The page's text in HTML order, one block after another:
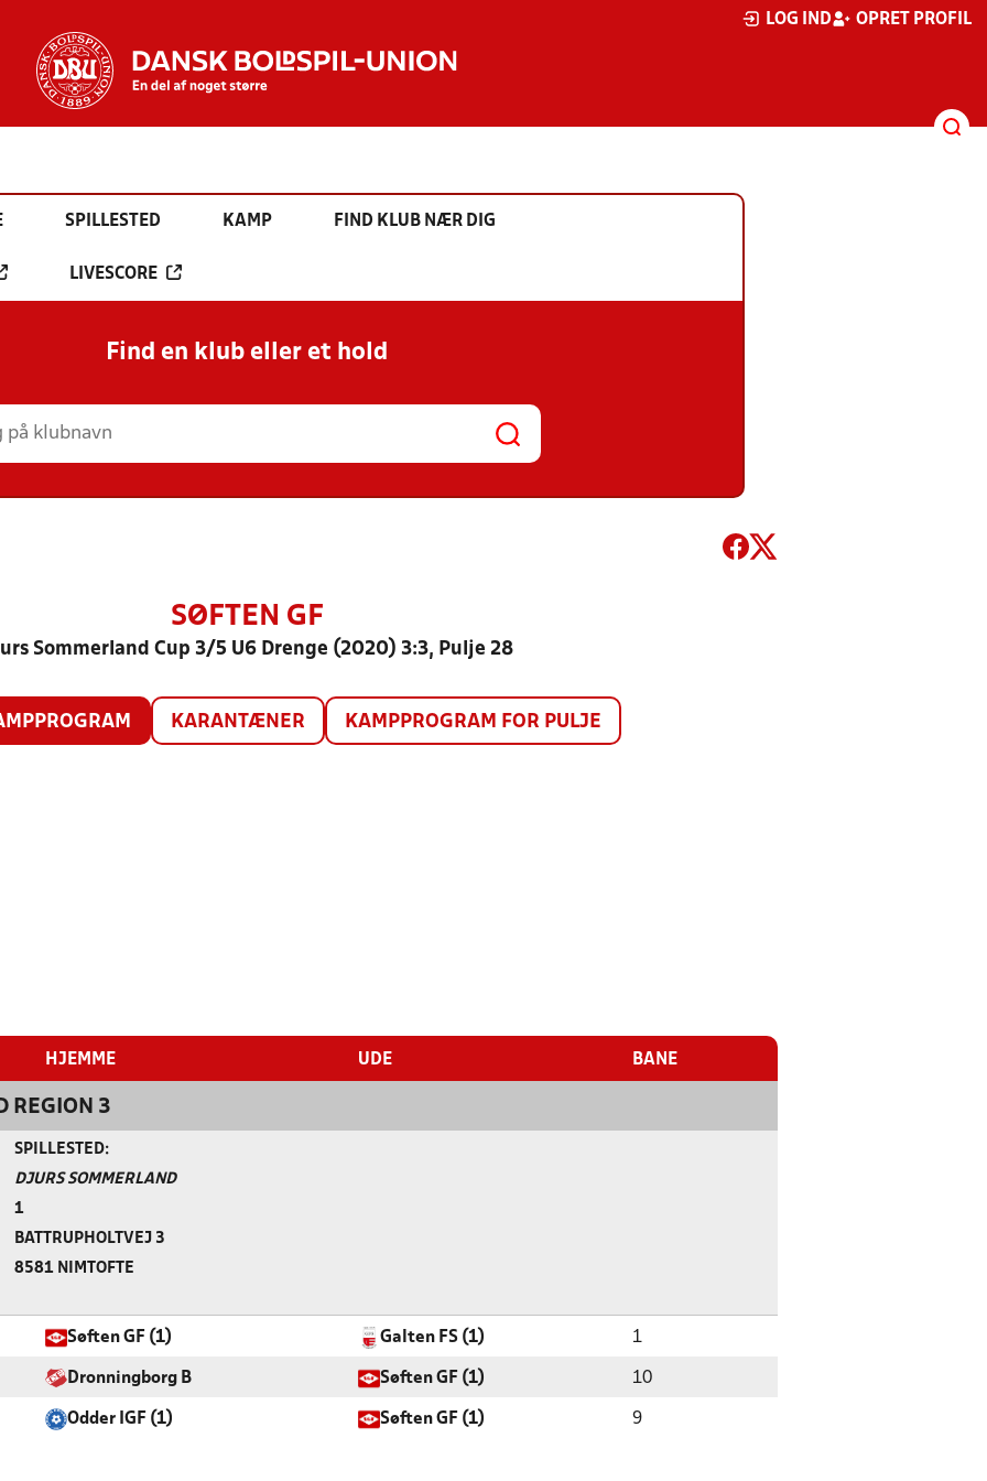
LOG IND OPRET PROFIL
SPILLESTED KAMP FIND KLUB NÆR DIG
LIVESCORE
Find en klub eller et hold
SØFTEN GF
Sommerland Cup 3/5 U6 Drenge (2020) 3:3, Pulje 28
KARANTÆNER KAMPPROGRAM FOR PULJE
HJEMME UDE BANE
REGION 3
SPILLESTED:
DJURS SOMMERLAND
1
BATTRUPHOLTVEJ 3
8581 NIMTOFTE
Søften GF (1) Galten FS (1) 1
Dronningborg B Søften GF (1) 10
Odder IGF (1) Søften GF (1) 9